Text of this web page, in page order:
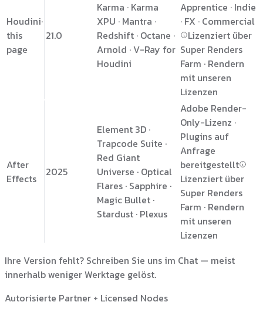
Houdini·
this
page
21.0
Karma · Karma
XPU · Mantra ·
Redshift · Octane ·
Arnold · V-Ray for
Houdini
Apprentice · Indie
· FX · Commercial
Lizenziert über
Super Renders
Farm · Rendern
mit unseren
Lizenzen
After
Effects
2025
Element 3D ·
Trapcode Suite ·
Red Giant
Universe · Optical
Flares · Sapphire ·
Magic Bullet ·
Stardust · Plexus
Adobe Render-
Only-Lizenz ·
Plugins auf
Anfrage
bereitgestellt
Lizenziert über
Super Renders
Farm · Rendern
mit unseren
Lizenzen
Ihre Version fehlt? Schreiben Sie uns im Chat — meist
innerhalb weniger Werktage gelöst.
Autorisierte Partner + Licensed Nodes